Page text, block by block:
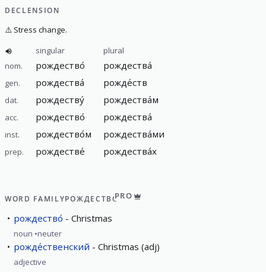
DECLENSION
⚠️ Stress change.
singular
plural
nom.
рождество́ рождества́
gen. рождества́ рожде́ств
dat. рождеству́ рождества́м
acc. рождество́ рождества́
inst. рождество́м рождества́ми
prep. рождестве́ рождества́х
WORD FAMILYРОЖДЕСТВО́PRO
рождество́ Christmas
noun neuter
рожде́ственский Christmas (adj)
adjective